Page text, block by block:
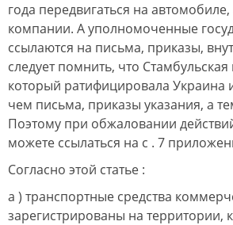
года передвигаться на
компании. А уполномоченные
ссылаются на письма, приказы,
следует помнить, что
который ратифицировала
чем письма, приказы указания, а
Поэтому при обжаловании
можете ссылаться на с . 7
Согласно этой статье :
a ) транспортные средства
зарегистрированы на территории,